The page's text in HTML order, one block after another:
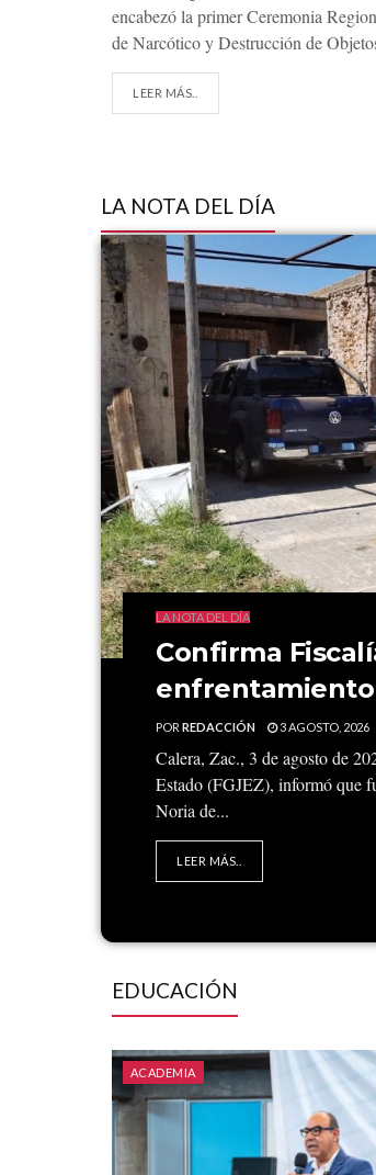
encabezó la primer Ceremonia
de Narcótico y Destrucción de
LEER MÁS..
LA NOTA DEL DÍA
LA NOTA DEL DÍA
Confirma
enfrentamiento
POR REDACCIÓN 3 AGOSTO, 2026
Calera, Zac., 3 de agosto de
Estado (FGJEZ), informó que
Noria de...
LEER MÁS..
EDUCACIÓN
ACADEMIA